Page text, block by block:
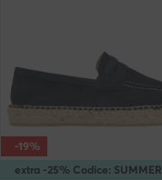
extra -25% Codice: SUMMER
-19%